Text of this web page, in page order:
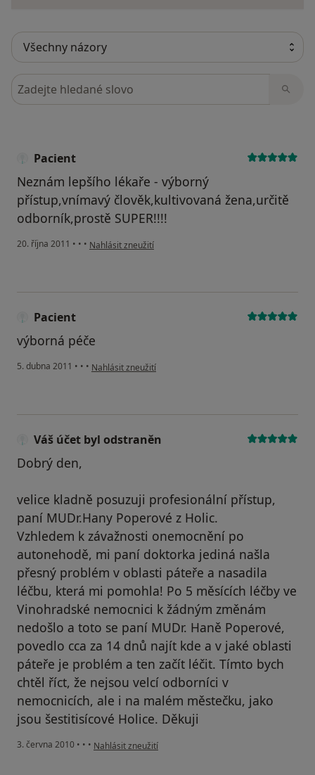
Hledejte v názorech
Pacient
Neznám lepšího lékaře - výborný
přístup,vnímavý člověk,kultivovaná žena,určitě
odborník,prostě SUPER!!!!
20. října 2011 • • • podle názoru uživatele Pacient
Nahlásit zneužití
Pacient
výborná péče
5. dubna 2011 • • • podle názoru uživatele Pacient
Nahlásit zneužití
Váš účet byl odstraněn
Dobrý den,
velice kladně posuzuji profesionální přístup,
paní MUDr.Hany Poperové z Holic.
Vzhledem k závažnosti onemocnění po
autonehodě, mi paní doktorka jediná našla
přesný problém v oblasti páteře a nasadila
léčbu, která mi pomohla! Po 5 měsících léčby ve
Vinohradské nemocnici k žádným změnám
nedošlo a toto se paní MUDr. Haně Poperové,
povedlo cca za 14 dnů najít kde a v jaké oblasti
páteře je problém a ten začít léčit. Tímto bych
chtěl říct, že nejsou velcí odborníci v
nemocnicích, ale i na malém městečku, jako
jsou šestitisícové Holice. Děkuji
3. června 2010 • • • podle názoru uživatele Váš účet byl odstraněn
Nahlásit zneužití